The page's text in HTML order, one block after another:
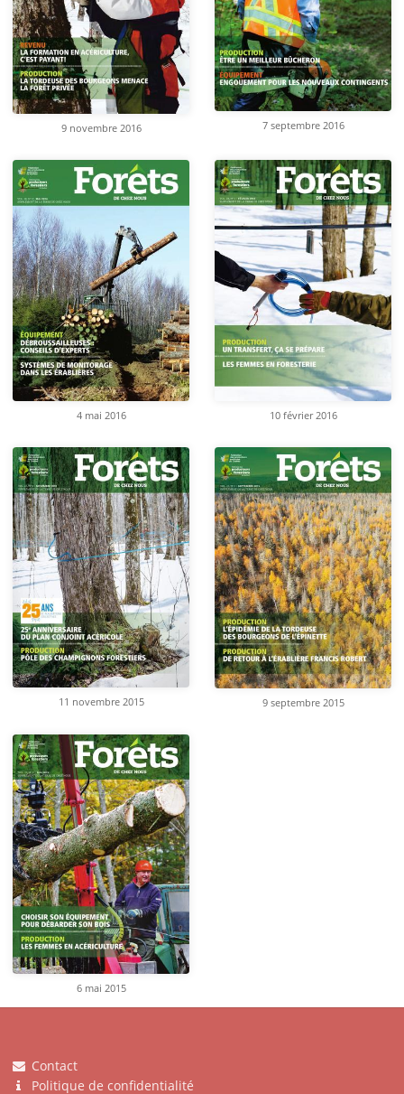
9 novembre 2016 7 septembre 2016
4 mai 2016 10 février 2016
11 novembre 2015 9 septembre 2015
6 mai 2015
Contact
Politique de confidentialité